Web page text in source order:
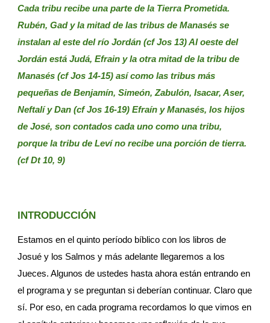
Cada tribu recibe una parte de la Tierra Prometida.
Rubén, Gad y la mitad de las tribus de Manasés se
instalan al este del río Jordán (cf Jos 13) Al oeste del
Jordán está Judá, Efrain y la otra mitad de la tribu de
Manasés (cf Jos 14-15) así como las tribus más
pequeñas de Benjamín, Simeón, Zabulón, Isacar, Aser,
Neftalí y Dan (cf Jos 16-19) Efraín y Manasés, los hijos
de José, son contados cada uno como una tribu,
porque la tribu de Leví no recibe una porción de tierra.
(cf Dt 10, 9)
INTRODUCCIÓN
Estamos en el quinto período bíblico con los libros de
Josué y los Salmos y más adelante llegaremos a los
Jueces. Algunos de ustedes hasta ahora están entrando en
el programa y se preguntan si deberían continuar. Claro que
sí. Por eso, en cada programa recordamos lo que vimos en